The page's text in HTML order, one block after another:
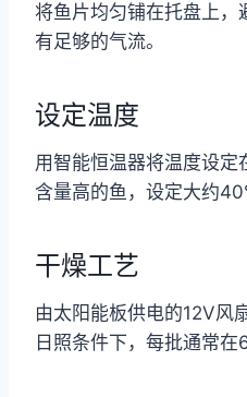
将鱼片均匀铺在托盘上，
有足够的气流。
设定温度
用智能恒温器将温度设定
含量高的鱼，设定大约
干燥工艺
由太阳能板供电的12V风
日照条件下，每批通常在